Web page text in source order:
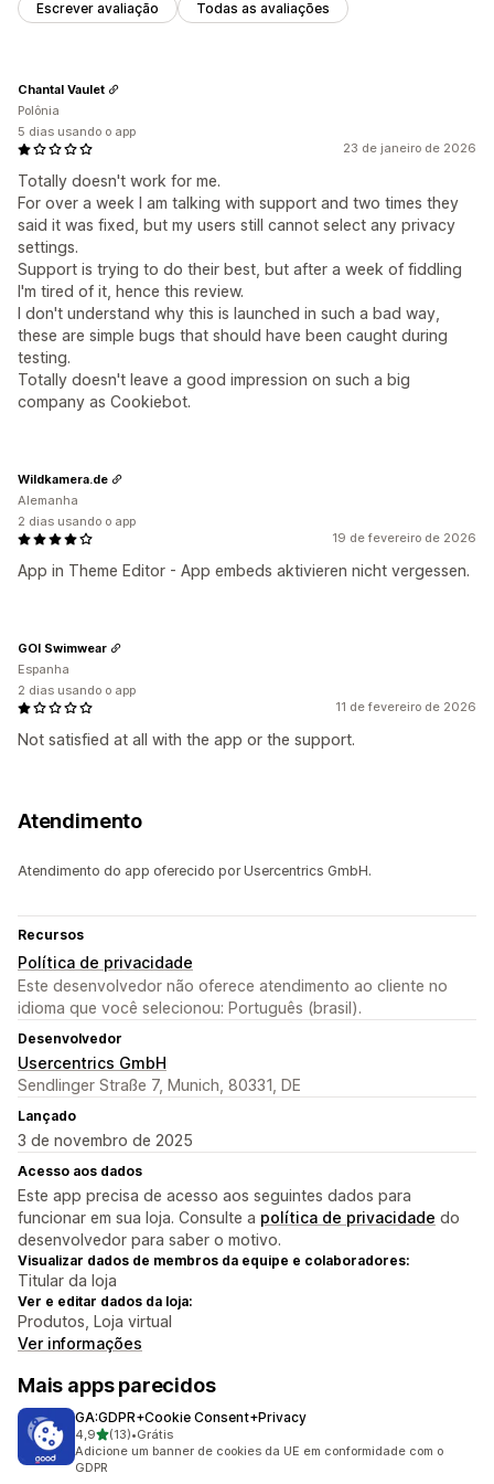
Escrever avaliação Todas as avaliações
23 de janeiro de 2026
Totally doesn't work for me.
For over a week I am talking with support and two times they
said it was fixed, but my users still cannot select any privacy
settings.
Support is trying to do their best, but after a week of fiddling
I'm tired of it, hence this review.
I don't understand why this is launched in such a bad way,
these are simple bugs that should have been caught during
testing.
Totally doesn't leave a good impression on such a big
company as Cookiebot.
Chantal Vaulet
Polônia
5 dias usando o app
19 de fevereiro de 2026
App in Theme Editor - App embeds aktivieren nicht vergessen.
Wildkamera.de
Alemanha
2 dias usando o app
11 de fevereiro de 2026
Not satisfied at all with the app or the support.
GOI Swimwear
Espanha
2 dias usando o app
Atendimento
Atendimento do app oferecido por Usercentrics GmbH.
Recursos
Política de privacidade
Este desenvolvedor não oferece atendimento ao cliente no
idioma que você selecionou: Português (brasil).
Desenvolvedor
Usercentrics GmbH
Sendlinger Straße 7, Munich, 80331, DE
Lançado
3 de novembro de 2025
Acesso aos dados
Este app precisa de acesso aos seguintes dados para
funcionar em sua loja. Consulte a política de privacidade do
desenvolvedor para saber o motivo.
Visualizar dados de membros da equipe e colaboradores:
Titular da loja
Ver e editar dados da loja:
Produtos, Loja virtual
Ver informações
Mais apps parecidos
GA:GDPR+Cookie Consent+Privacy
4,9de 5 estrelas
(13)
13 avaliações ao todo
•Grátis
Adicione um banner de cookies da UE em conformidade com o
GDPR